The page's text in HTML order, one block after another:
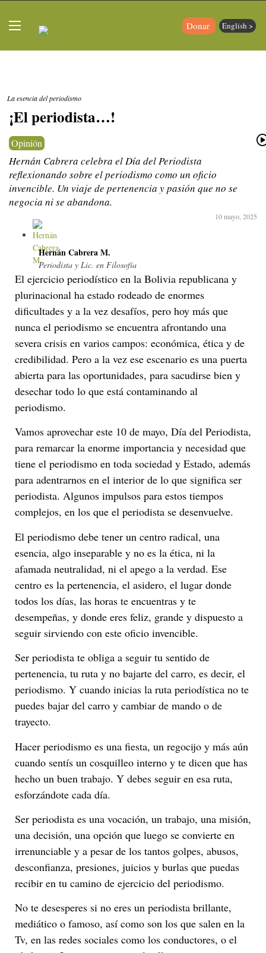
Donar English >
La esencia del periodismo
¡El periodista…!
Opinión
Hernán Cabrera celebra el Día del Periodista
reflexionando sobre el periodismo como un oficio
invencible. Un viaje de pertenencia y pasión que no se
negocia ni se abandona.
10 mayo, 2025
Hernán Cabrera M.
Periodista y Lic. en Filosofía
El ejercicio periodístico en la Bolivia republicana y
plurinacional ha estado rodeado de enormes
dificultades y a la vez desafíos, pero hoy más que
nunca el periodismo se encuentra afrontando una
severa crisis en varios campos: económica, ética y de
credibilidad. Pero a la vez ese escenario es una puerta
abierta para las oportunidades, para sacudirse bien y
desechar todo lo que está contaminando al
periodismo.
Vamos aprovechar este 10 de mayo, Día del Periodista,
para remarcar la enorme importancia y necesidad que
tiene el periodismo en toda sociedad y Estado, además
para adentrarnos en el interior de lo que significa ser
periodista. Algunos impulsos para estos tiempos
complejos, en los que el periodista se desenvuelve.
El periodismo debe tener un centro radical, una
esencia, algo inseparable y no es la ética, ni la
afamada neutralidad, ni el apego a la verdad. Ese
centro es la pertenencia, el asidero, el lugar donde
todos los días, las horas te encuentras y te
desempeñas, y donde eres feliz, grande y dispuesto a
seguir sirviendo con este oficio invencible.
Ser periodista te obliga a seguir tu sentido de
pertenencia, tu ruta y no bajarte del carro, es decir, el
periodismo. Y cuando inicias la ruta periodística no te
puedes bajar del carro y cambiar de mando o de
trayecto.
Hacer periodismo es una fiesta, un regocijo y más aún
cuando sentís un cosquilleo interno y te dicen que has
hecho un buen trabajo. Y debes seguir en esa ruta,
esforzándote cada día.
Ser periodista es una vocación, un trabajo, una misión,
una decisión, una opción que luego se convierte en
irrenunciable y a pesar de los tantos golpes, abusos,
desconfianza, presiones, juicios y burlas que puedas
recibir en tu camino de ejercicio del periodismo.
No te desesperes si no eres un periodista brillante,
mediático o famoso, así como son los que salen en la
Tv, en las redes sociales como los conductores, o el